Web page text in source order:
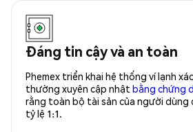
Đáng tin cậy và an toàn
Phemex triển khai hệ thống ví lạnh
thường xuyên cập nhật bằng chứng
rằng toàn bộ tài sản của người
tỷ lệ 1:1.